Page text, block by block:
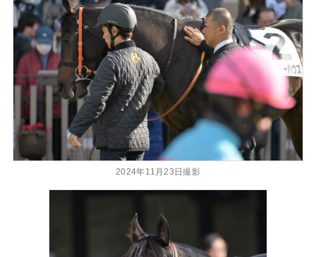
2024年11月23日撮影